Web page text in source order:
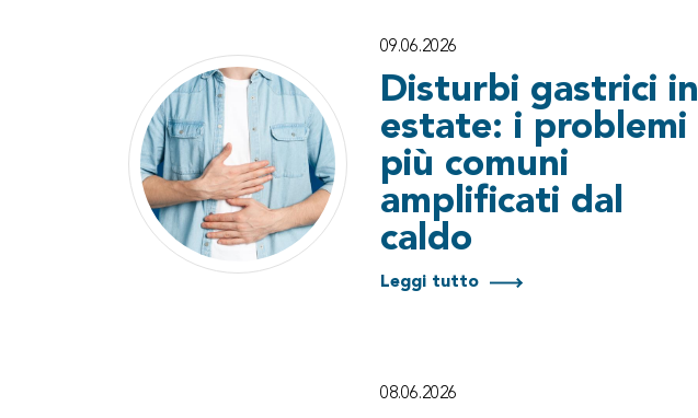
09.06.2026
Disturbi gastrici in
estate: i problemi
più comuni
amplificati dal
caldo
Leggi tutto
08.06.2026